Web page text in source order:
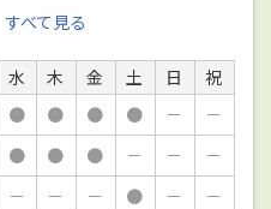
すべて見る
水 木 金 土 日
祝
● ● ● ● －
－
● ● ● － －
－
－ － － ● － －